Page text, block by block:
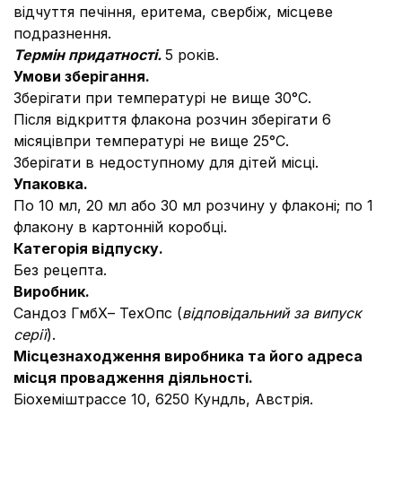
відчуття печіння, еритема, свербіж, місцеве
подразнення.
Термін придатності. 5 років.
Умови зберігання.
Зберігати при температурі не вище 30°С.
Після відкриття флакона розчин зберігати 6
місяцівпри температурі не вище 25°С.
Зберігати в недоступному для дітей місці.
Упаковка.
По 10 мл, 20 мл або 30 мл розчину у флаконі; по 1
флакону в картонній коробці.
Категорія відпуску.
Без рецепта.
Виробник.
Сандоз ГмбХ– ТехОпс (відповідальний за випуск
серії).
Місцезнаходження виробника та його адреса
місця провадження діяльності.
Біохеміштрассе 10, 6250 Кундль, Австрія.